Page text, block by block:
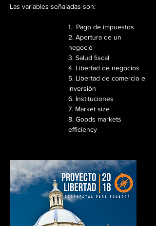
Las variables señaladas son:
1. Pago de impuestos
2. Apertura de un
negocio
3. Salud fiscal
4. Libertad de negocios
5. Libertad de comercio e
inversión
6. Instituciones
7. Market size
8. Goods markets
efficiency